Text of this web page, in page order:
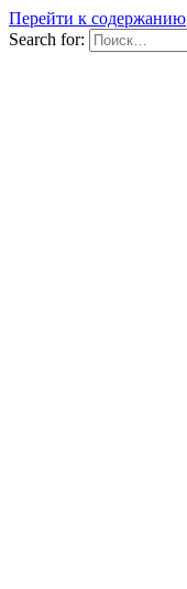
Перейти к содержанию
Search for: